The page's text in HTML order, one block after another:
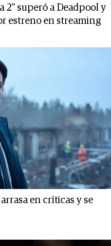
2" superó a Deadpool y
estreno en streaming
en críticas y se